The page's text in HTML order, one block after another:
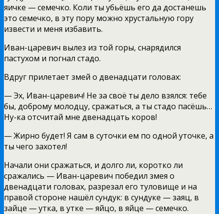
яичке — семечко. Коли ты убьёшь его да достанешь
это семечко, в эту пору можно хрустальную гору
извести и меня избавить.
Иван-царевич вылез из той горы, снарядился
пастухом и погнал стадо.
Вдруг прилетает змей о двенадцати головах:
— Эх, Иван-царевич! Не за своё ты дело взялся: тебе
бы, доброму молодцу, сражаться, а ты стадо пасёшь…
Ну-ка отсчитай мне двенадцать коров!
— Жирно будет! Я сам в суточки ем по одной уточке, а
ты чего захотел!
Начали они сражаться, и долго ли, коротко ли
сражались — Иван-царевич победил змея о
двенадцати головах, разрезал его туловище и на
правой стороне нашёл сундук: в сундуке — заяц, в
зайце — утка, в утке — яйцо, в яйце — семечко.